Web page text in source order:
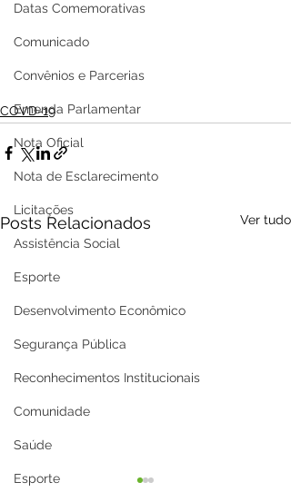
Datas Comemorativas
Comunicado
Convênios e Parcerias
Emenda Parlamentar
Nota Oficial
Nota de Esclarecimento
Licitações
Assistência Social
Esporte
Desenvolvimento Econômico
Segurança Pública
Reconhecimentos Institucionais
Comunidade
Saúde
Esporte
COVD-19
Posts Relacionados Ver tudo